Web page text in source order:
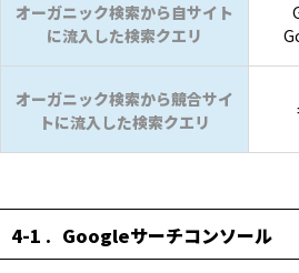
オーガニック検索から自サイト
に流入した検索クエリ
オーガニック検索から競合サイ
トに流入した検索クエリ
4-1 Googleサーチコンソール